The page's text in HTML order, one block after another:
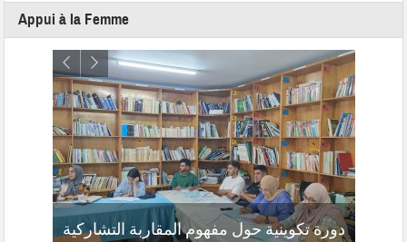
Appui à la Femme
دورة تكوينية حول مفهوم المقاربة التشاركية